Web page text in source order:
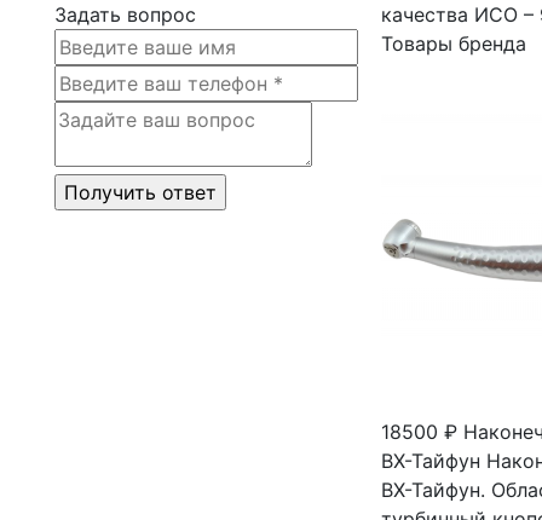
Задать вопрос
качества ИСО –
Товары бренда
18500 ₽
ВХ-Тайфун
ВХ-Тайфун.